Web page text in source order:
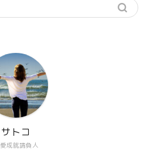
成就請負人
サトコ